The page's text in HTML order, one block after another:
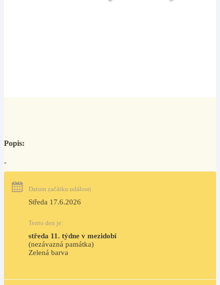
Popis:
-
Datum začátku události
Středa 17.6.2026
Tento den je:
středa 11. týdne v mezidobí
(nezávazná památka)
Zelená barva